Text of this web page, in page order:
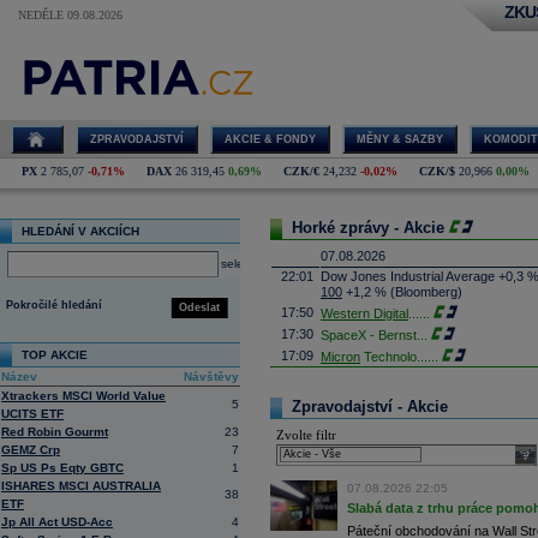
NEDĚLE 09.08.2026
ZPRAVODAJSTVÍ AKCIE & FONDY MĚNY & SAZBY
PX 2 785,07 -0,71% DAX 26 319,45 0,69% CZK/€ 24,232 -0,02% CZK/$ 20,966 0,00%
HLEDÁNÍ V AKCIÍCH
select
Odeslat
Pokročilé hledání
TOP AKCIE
Název
Návštěvy
Xtrackers MSCI World Value
UCITS ETF
5
Red Robin Gourmt
23
GEMZ Crp
7
Sp US Ps Eqty GBTC
1
ISHARES MSCI AUSTRALIA
ETF
38
Jp All Act USD-Acc
4
Horké zprávy - Akcie
07.08.2026
22:01
Dow Jones Industrial Average +0,3
100 +1,2 % (Bloomberg)
17:50 Western Digital
17:30 SpaceX - Bernst
17:09 Micron Technolo
16:26
Objem obchodů s akciemi na
obchodů za poslední rok je 0,665
16:23 Zvýšení výroby balistických střel
nějakou dobu potrvá. Agentuře
Armin Papperger. Společná výroba
doplnit arzenál Spojeným státům,
(ČTK)
16:07 Conocophillips
Zpravodajství - Akcie
Zvolte filtr
07.08.2026 22:05
Slabá data z trhu práce
Páteční obchodování na Wall